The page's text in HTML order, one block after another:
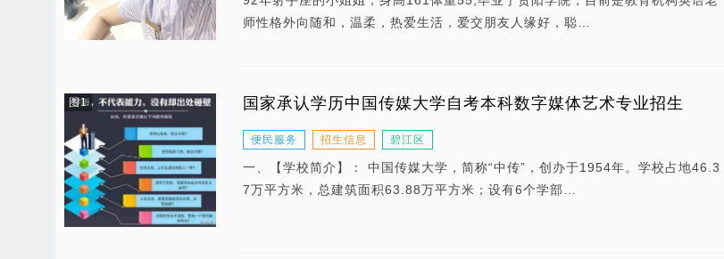
师性格外向随和，温柔，热爱生活，爱交朋友人缘好，聪…
图1 国家承认学历中国传媒大学自考本科数字媒体艺术专业招生
便民服务 招生信息 碧江区
一、【学校简介】： 中国传媒大学，简称“中传”，创办于1954年。学校占地46.3
7万平方米，总建筑面积63.88万平方米；设有6个学部…